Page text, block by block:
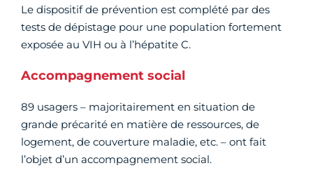
Le dispositif de prévention est complété par des
tests de dépistage pour une population fortement
exposée au VIH ou à l’hépatite C.
Accompagnement social
89 usagers – majoritairement en situation de
grande précarité en matière de ressources, de
logement, de couverture maladie, etc. – ont fait
l’objet d’un accompagnement social.